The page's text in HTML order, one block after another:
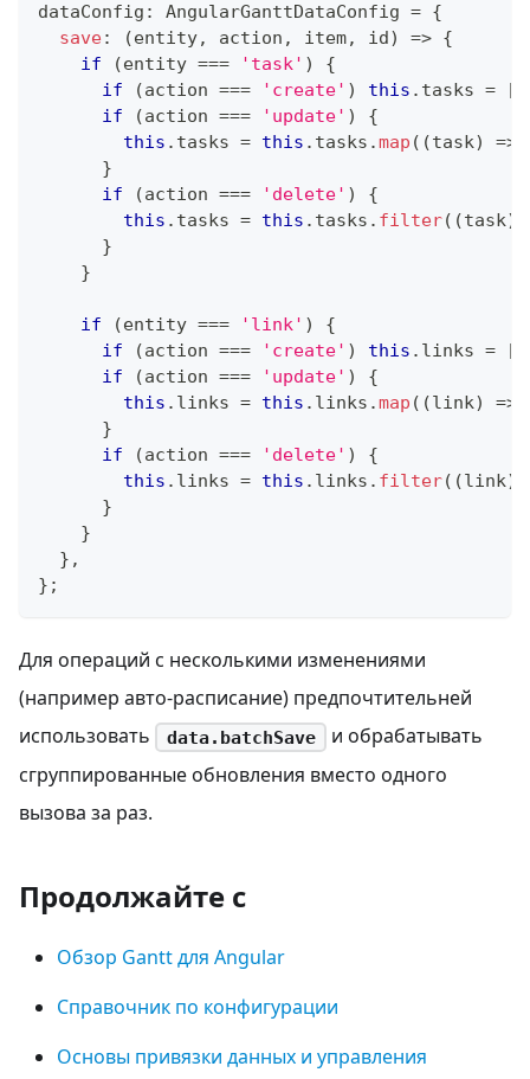
dataConfig : AngularGanttDataConfig = {
save: (entity, action , item, id) => {
if
(entity === 'task' )
{
if
(action === 'create' ) this . tasks = [
if
(action === 'update' )
{
this . tasks = this . tasks .map ( (task) =>
}
if
(action === 'delete' )
{
this . tasks = this . tasks . filter( (task)
}
}
if (entity === 'link' )
{
if
(action === 'create' ) this . links = [
if
(action === 'update' )
{
this . links = this . links .map ( (link) =>
}
if
(action === 'delete' )
{
this . links = this . links . filter( (link)
}
}
} ,
} ;
Для операций с несколькими изменениями
(например авто‑расписание) предпочтительней
использовать
data.batchSave
и обрабатывать
сгруппированные обновления вместо одного
вызова за раз.
Продолжайте с
Обзор Gantt для Angular
Справочник по конфигурации
Основы привязки данных и управления